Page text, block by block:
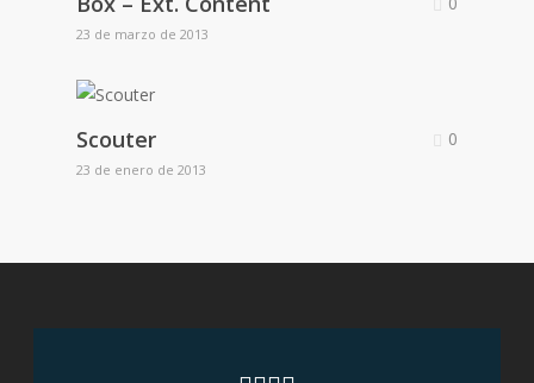
23 de marzo de 2013
Scouter
23 de enero de 2013
0